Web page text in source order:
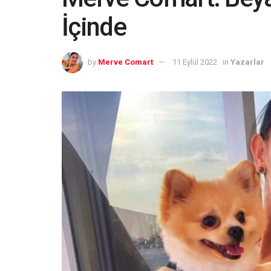
İçinde
by Merve Comart 11 Eylül 2022 in Yazarlar